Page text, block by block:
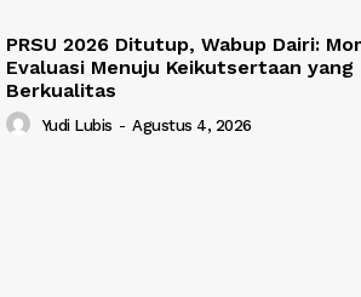
PRSU 2026 Ditutup, Wabup Dairi:
Evaluasi Menuju Keikutsertaan yang
Berkualitas
Yudi Lubis - Agustus 4, 2026